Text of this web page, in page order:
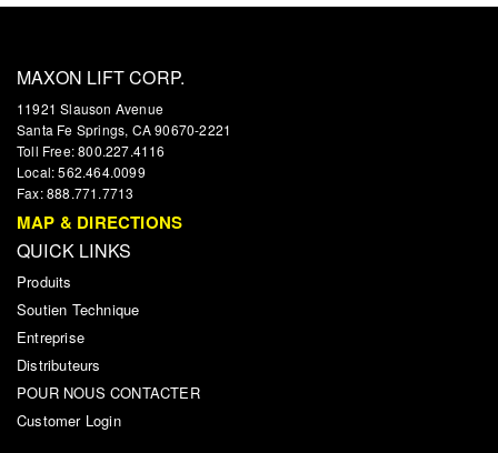
MAXON LIFT CORP.
11921 Slauson Avenue
Santa Fe Springs, CA 90670-2221
Toll Free: 800.227.4116
Local: 562.464.0099
Fax: 888.771.7713
MAP & DIRECTIONS
QUICK LINKS
Produits
Soutien Technique
Entreprise
Distributeurs
POUR NOUS CONTACTER
Customer Login